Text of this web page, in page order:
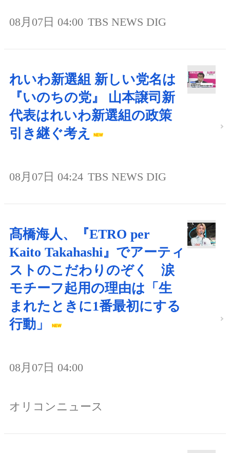
08月07日 04:00 TBS NEWS DIG
れいわ新選組 新しい党名は
『いのちの党』 山本譲司新
代表はれいわ新選組の政策
引き継ぐ考え
08月07日 04:24 TBS NEWS DIG
髙橋海人、『ETRO per
Kaito Takahashi』でアーティ
ストのこだわりのぞく 涙
モチーフ起用の理由は「生
まれたときに1番最初にする
行動」
08月07日 04:00
オリコンニュース